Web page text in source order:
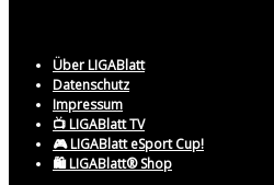
Über LIGABlatt
Datenschutz
Impressum
📺 LIGABlatt TV
🎮 LIGABlatt eSport Cup!
🛍️ LIGABlatt® Shop